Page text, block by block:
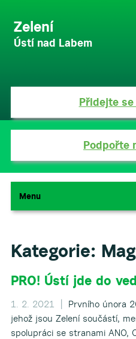
Zelení
Ústí nad Labem
Přidejte se
Podpořte
Menu
Kategorie:
PRO! Ústí jde do
1. 2. 2021 |
Prvního února
jehož jsou Zelení součástí,
spolupráci se stranami ANO,